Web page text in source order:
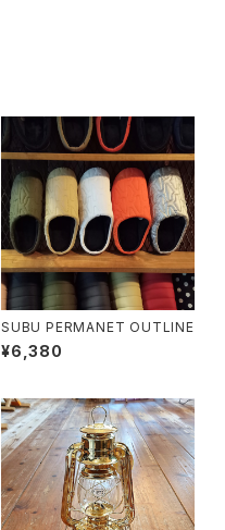
SUBU PERMANET OUTLINE
¥6,380